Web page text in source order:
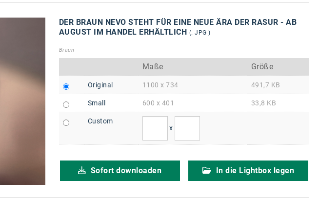
DER BRAUN NEVO STEHT FÜR EINE NEUE ÄRA DER RASUR - AB
AUGUST IM HANDEL ERHÄLTLICH (. JPG )
Braun
Maße Größe
Original 1100 x 734 491,7 KB
Small 600 x 401 33,8 KB
Custom
x
Sofort downloaden In die Lightbox legen